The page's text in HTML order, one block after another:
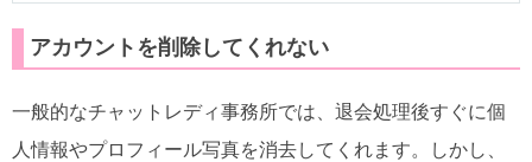
アカウントを削除してくれない
一般的なチャットレディ事務所では、退会処理後すぐに個
人情報やプロフィール写真を消去してくれます。しかし、